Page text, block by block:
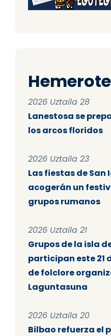
2026 Uztaila 28
Lanestosa se
los arcos floridos
2026 Uztaila 23
Las fiestas de San
acogerán un
grupos rumanos
2026 Uztaila 21
Grupos de la isla
participan este 21
de folclore
Laguntasuna
2026 Uztaila 20
Bilbao refuerza el